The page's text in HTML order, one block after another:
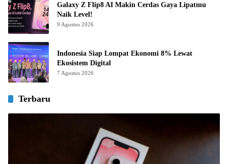
Galaxy Z Flip8 AI Makin Cerdas Gaya Lipatmu
Naik Level!
9 Agustus 2026
Indonesia Siap Lompat Ekonomi 8% Lewat
Ekosistem Digital
7 Agustus 2026
Terbaru